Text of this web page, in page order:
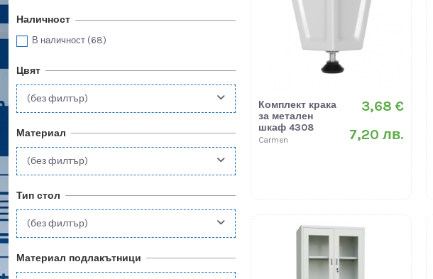
Комплект крака
за метален
шкаф 4308
Carmen
3,68 €
7,20 лв.
Наличност
В наличност (68)
Цвят
(без филтър)
Материал
(без филтър)
Тип стол
(без филтър)
Материал подлакътници